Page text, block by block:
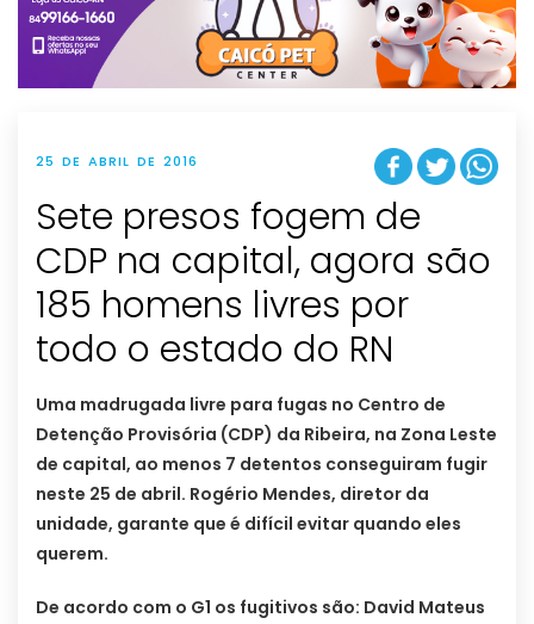
t
i
o
n
25 DE ABRIL DE 2016
Sete presos fogem de
CDP na capital, agora são
185 homens livres por
todo o estado do RN
Uma madrugada livre para fugas no Centro de
Detenção Provisória (CDP) da Ribeira, na Zona Leste
de capital, ao menos 7 detentos conseguiram fugir
neste 25 de abril. Rogério Mendes, diretor da
unidade, garante que é difícil evitar quando eles
querem.
De acordo com o G1 os fugitivos são: David Mateus